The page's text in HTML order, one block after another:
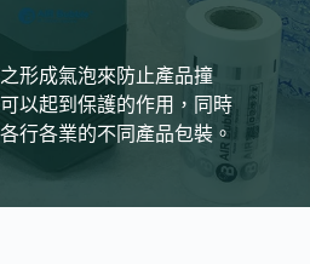
形成氣泡來防止產品撞
以起到保護的作用，同時
行各業的不同產品包裝。